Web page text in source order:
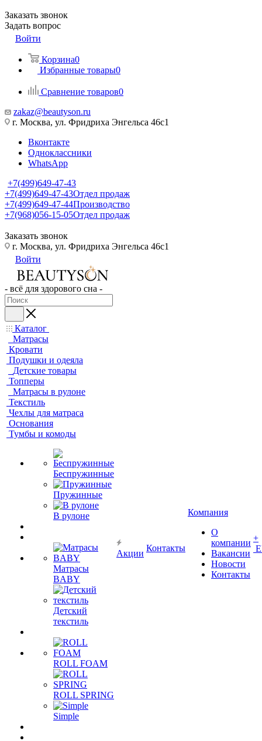
Заказать звонок
Задать вопрос
Войти
Корзина0
Избранные товары0
Сравнение товаров0
zakaz@beautyson.ru
г. Москва, ул. Фридриха Энгельса 46с1
Вконтакте
Одноклассники
WhatsApp
+7(499)649-47-43
+7(499)649-47-43Отдел продаж
+7(499)649-47-44Производство
+7(968)056-15-05Отдел продаж
Заказать звонок
г. Москва, ул. Фридриха Энгельса 46с1
Войти
- всё для здорового сна -
Каталог
Матрасы
Кровати
Подушки и одеяла
Детские товары
Топперы
Матрасы в рулоне
Текстиль
Чехлы для матраса
Основания
Тумбы и комоды
Беспружинные
Пружинные
В рулоне
Матрасы
BABY
Детский
текстиль
ROLL FOAM
ROLL SPRING
Simple
Акции
Контакты
Компания
О
компании
Вакансии
Новости
Контакты
+